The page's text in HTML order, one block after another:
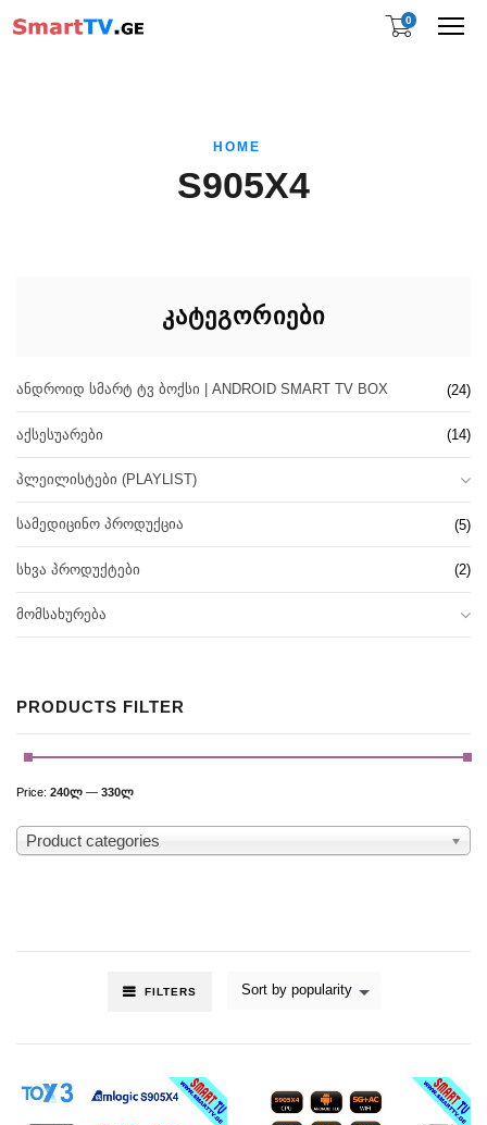
0
HOME
S905X4
FILTERS Sort by popularity
ᲙᲐᲢᲔᲒᲝᲠᲘᲔᲑᲘ
ᲐᲜᲓᲠᲝᲘᲓ ᲡᲛᲐᲠᲢ ᲢᲕ ᲑᲝᲥᲡᲘ | ANDROID SMART TV BOX (24)
ᲐᲥᲡᲔᲡᲣᲐᲠᲔᲑᲘ (14)
ᲞᲚᲔᲘᲚᲘᲡᲢᲔᲑᲘ (PLAYLIST)
ᲡᲐᲛᲔᲓᲘᲪᲘᲜᲝ ᲞᲠᲝᲓᲣᲥᲪᲘᲐ (5)
ᲡᲮᲕᲐ ᲞᲠᲝᲓᲣᲥᲢᲔᲑᲘ (2)
ᲛᲝᲛᲡᲐᲮᲣᲠᲔᲑᲐ
PRODUCTS FILTER
Price: 240ლ — 330ლ
Product categories